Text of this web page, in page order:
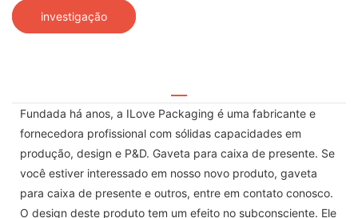
investigação
Fundada há anos, a ILove Packaging é uma fabricante e
fornecedora profissional com sólidas capacidades em
produção, design e P&D. Gaveta para caixa de presente. Se
você estiver interessado em nosso novo produto, gaveta
para caixa de presente e outros, entre em contato conosco.
O design deste produto tem um efeito no subconsciente. Ele